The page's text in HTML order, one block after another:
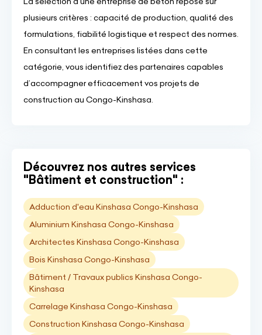
plusieurs critères : capacité de production, qualité des
formulations, fiabilité logistique et respect des normes.
En consultant les entreprises listées dans cette
catégorie, vous identifiez des partenaires capables
d’accompagner efficacement vos projets de
construction au Congo-Kinshasa.
Découvrez nos autres services
"Bâtiment et construction" :
Adduction d'eau Kinshasa Congo-Kinshasa
Aluminium Kinshasa Congo-Kinshasa
Architectes Kinshasa Congo-Kinshasa
Bois Kinshasa Congo-Kinshasa
Bâtiment / Travaux publics Kinshasa Congo-
Kinshasa
Carrelage Kinshasa Congo-Kinshasa
Construction Kinshasa Congo-Kinshasa